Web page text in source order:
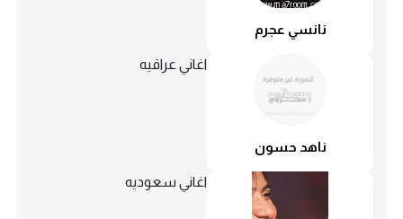
نانسي عجرم
ناهد حسون
اغاني عراقيه
اغاني سعوديه